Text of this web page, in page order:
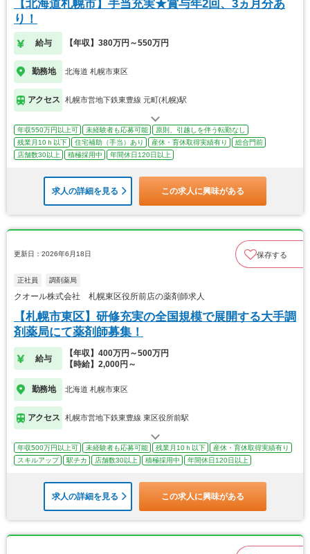
【北海道札幌市】手当充実★賞与年2回、3ヵ月分あ
り！
給与 【年収】380万円～550万円
勤務地 北海道 札幌市東区
アクセス 札幌市営地下鉄東豊線 元町(札幌)駅
年収550万円以上可 未経験者も応募可能
原則、引越しを伴う転勤なし
残業月10ｈ以下
住宅補助（手当）あり 産休・育休取得実績有り
総合門前
店舗数30以上
積極採用中 年間休日120日以上
求人の詳細を見る この求人に興味がある
更新日：2026年6月18日 保存する
正社員 調剤薬局
クオール株式会社 札幌東区役所前店の薬剤師求人
【札幌市東区】研修充実の全国規模で展開する大手調
剤薬局にて薬剤師募集！
給与
【年収】400万円～500万円
【時給】2,000円～
勤務地 北海道 札幌市東区
アクセス 札幌市営地下鉄東豊線 東区役所前駅
年収500万円以上可 未経験者も応募可能 残業月10ｈ以下
産休・育休取得実績有り
スキルアップ
駅チカ 店舗数30以上 積極採用中 年間休日120日以上
求人の詳細を見る この求人に興味がある